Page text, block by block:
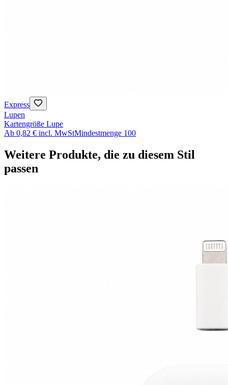
Express
Lupen
Kartengröße Lupe
Ab 0,82 € incl. MwStMindestmenge 100
Weitere Produkte, die zu diesem Stil
passen